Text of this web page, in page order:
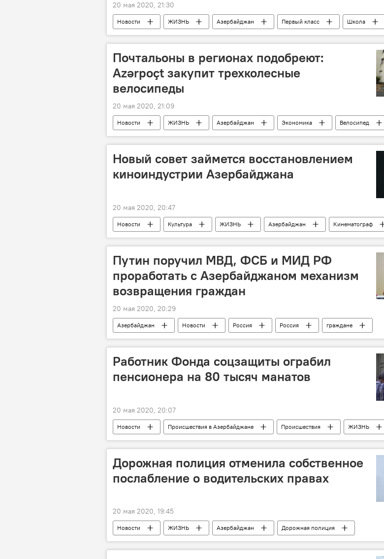
20 мая 2020, 21:30
Новости ЖИЗНЬ Азербайджан Первый класс Школа
Собеседование
Министерство образования АР Русский сектор
Почтальоны в регионах подобреют:
Azərpoçt закупит трехколесные
велосипеды
20 мая 2020, 21:09
Новости ЖИЗНЬ Азербайджан Экономика Велосипед
Azərpoçt
Новый совет займется восстановлением
киноиндустрии Азербайджана
20 мая 2020, 20:47
Новости Культура ЖИЗНЬ Азербайджан
Кинематограф
кинематография
развитие Министерство культуры и туризма АР
Путин поручил МВД, ФСБ и МИД РФ
проработать с Азербайджаном механизм
возвращения граждан
20 мая 2020, 20:29
Азербайджан Новости Россия Россия
граждане
Возвращение
Работник Фонда соцзащиты ограбил
пенсионера на 80 тысяч манатов
20 мая 2020, 20:07
Новости Происшествия в Азербайджане Происшествия
ЖИЗНЬ
Азербайджан
мошенник
Государственный фонд социальной защиты
Дорожная полиция отменила собственное
послабление о водительских правах
20 мая 2020, 19:45
Новости ЖИЗНЬ Азербайджан
Дорожная полиция
водительское удостоверение